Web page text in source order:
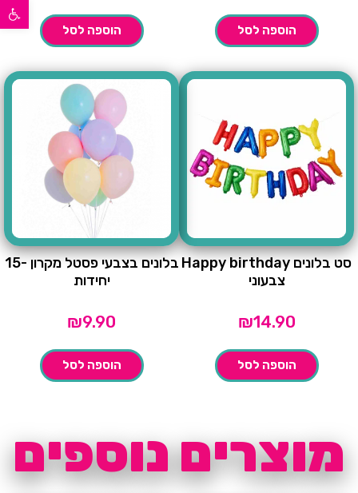
פתח סרגל נגישות
הוספה לסל הוספה לסל
סט בלונים Happy birthday
צבעוני
₪14.90
הוספה לסל
בלונים בצבעי פסטל מקרון -15
יחידות
₪9.90
הוספה לסל
מוצרים נוספים